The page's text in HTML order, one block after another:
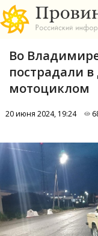
А
Б
В
Во
пострадали
мотоциклом
20 июня 2024, 19:24